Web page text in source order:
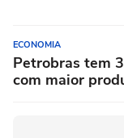
ECONOMIA
Petrobras tem
com maior